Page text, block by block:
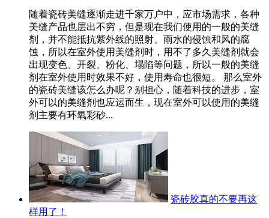
随着瓷砖美缝逐渐走进千家万户中，应市场需求，各种
美缝产品也层出不穷，但是现在我们使用的一般的美缝
剂，并不能抵抗紫外线的照射、雨水的侵蚀和风的腐
蚀，所以在室外使用美缝剂时，用不了多久美缝剂就会
出现变色、开裂、粉化、塌陷等问题，所以一般的美缝
剂在室外使用时效果不好，使用寿命也很短。 那么室外
的瓷砖美缝该怎么办呢？别担心，随着科技的进步，室
外可以的美缝剂也应运而生，现在室外可以使用的美缝
剂主要有环氧彩砂...
瓷砖胶真的不要再这
样用了！